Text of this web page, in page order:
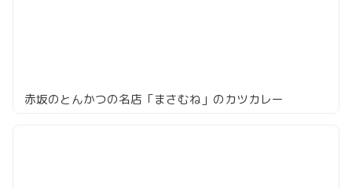
赤坂のとんかつの名店「まさむね」のカツカレー